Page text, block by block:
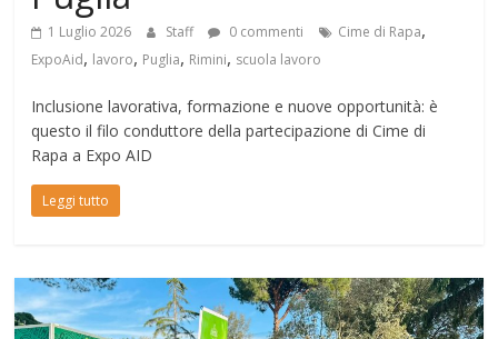
1 Luglio 2026 Staff 0 commenti Cime di Rapa,
ExpoAid, lavoro, Puglia, Rimini, scuola lavoro
Inclusione lavorativa, formazione e nuove opportunità: è
questo il filo conduttore della partecipazione di Cime di
Rapa a Expo AID
Leggi tutto